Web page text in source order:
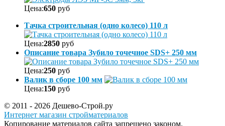
Цена:650 руб
Тачка строительная (одно колесо) 110 л
Цена:2850 руб
Описание товара Зубило точечное SDS+ 250 мм
Цена:250 руб
Валик в сборе 100 мм
Цена:150 руб
© 2011 - 2026 Дешево-Строй.ру
Интернет магазин стройматериалов
Копирование материалов сайта запрещено законом.